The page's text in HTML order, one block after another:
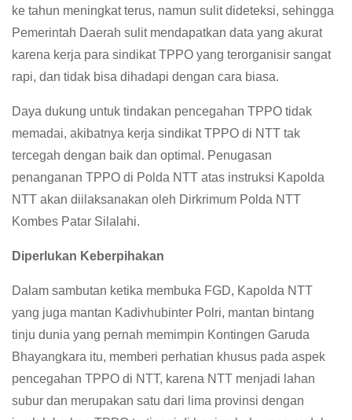
ke tahun meningkat terus, namun sulit dideteksi, sehingga
Pemerintah Daerah sulit mendapatkan data yang akurat
karena kerja para sindikat TPPO yang terorganisir sangat
rapi, dan tidak bisa dihadapi dengan cara biasa.
Daya dukung untuk tindakan pencegahan TPPO tidak
memadai, akibatnya kerja sindikat TPPO di NTT tak
tercegah dengan baik dan optimal. Penugasan
penanganan TPPO di Polda NTT atas instruksi Kapolda
NTT akan diilaksanakan oleh Dirkrimum Polda NTT
Kombes Patar Silalahi.
Diperlukan Keberpihakan
Dalam sambutan ketika membuka FGD, Kapolda NTT
yang juga mantan Kadivhubinter Polri, mantan bintang
tinju dunia yang pernah memimpin Kontingen Garuda
Bhayangkara itu, memberi perhatian khusus pada aspek
pencegahan TPPO di NTT, karena NTT menjadi lahan
subur dan merupakan satu dari lima provinsi dengan